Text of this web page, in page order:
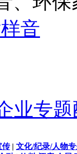
音
业专题
传| 文化/纪录/人物